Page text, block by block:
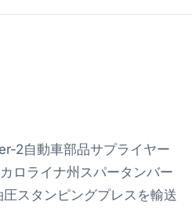
2自動車部品サプライヤー
ロライナ州スパータンバー
スタンピングプレスを輸送